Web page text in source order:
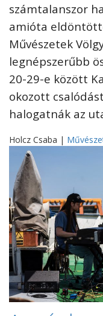
számtalanszor
amióta
Művészetek
legnépszerűbb
20-29-e között
okozott
halogatnák az
Holcz Csaba |